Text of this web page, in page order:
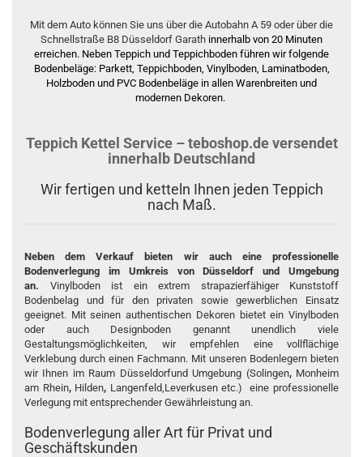
Mit dem Auto können Sie uns über die Autobahn A 59 oder über die
Schnellstraße B8 Düsseldorf Garath innerhalb von 20 Minuten
erreichen. Neben Teppich und Teppichboden führen wir folgende
Bodenbeläge: Parkett, Teppichboden, Vinylboden, Laminatboden,
Holzboden und PVC Bodenbeläge in allen Warenbreiten und
modernen Dekoren.
Teppich Kettel Service – teboshop.de versendet
innerhalb Deutschland
Wir fertigen und ketteln Ihnen jeden Teppich
nach Maß.
Neben dem Verkauf bieten wir auch eine professionelle
Bodenverlegung im Umkreis von Düsseldorf und Umgebung
an. Vinylboden ist ein extrem strapazierfähiger Kunststoff
Bodenbelag und für den privaten sowie gewerblichen Einsatz
geeignet. Mit seinen authentischen Dekoren bietet ein Vinylboden
oder auch Designboden genannt unendlich viele
Gestaltungsmöglichkeiten, wir empfehlen eine vollflächige
Verklebung durch einen Fachmann. Mit unseren Bodenlegern bieten
wir Ihnen im Raum Düsseldorfund Umgebung (Solingen, Monheim
am Rhein, Hilden, Langenfeld, Leverkusen etc.) eine professionelle
Verlegung mit entsprechender Gewährleistung an.
Bodenverlegung aller Art für Privat und
Geschäftskunden